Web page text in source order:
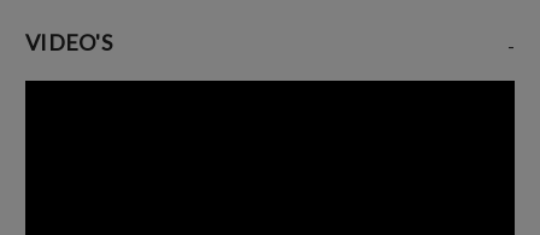
VIDEO'S -